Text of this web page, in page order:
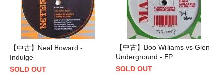
【中古】Neal Howard -
Indulge
SOLD OUT
【中古】Boo Williams vs Glen
Underground - EP
SOLD OUT